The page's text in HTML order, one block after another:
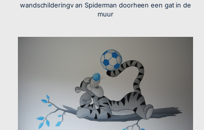
wandschilderingv an Spiderman doorheen een gat in de
muur